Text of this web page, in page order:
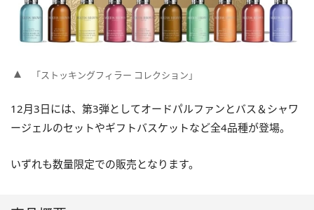
「ストッキングフィラー コレクション」
12月3日には、第3弾としてオードパルファンとバス＆シャワ
ージェルのセットやギフトバスケットなど全4品種が登場。
いずれも数量限定での販売となります。